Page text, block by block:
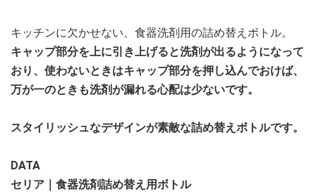
キッチンに欠かせない、食器洗剤用の詰め替えボトル。
キャップ部分を上に引き上げると洗剤が出るようになって
おり、使わないときはキャップ部分を押し込んでおけば、
万が一のときも洗剤が漏れる心配は少ないです。
スタイリッシュなデザインが素敵な詰め替えボトルです。
DATA
セリア｜食器洗剤詰め替え用ボトル